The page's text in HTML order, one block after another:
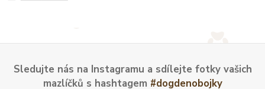
Sledujte nás na Instagramu a sdílejte fotky vašich
mazlíčků s hashtagem #dogdenobojky